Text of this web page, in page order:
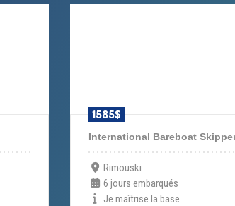
1585$
International Bareboat
Rimouski
6 jours embarqués
Je maîtrise la base